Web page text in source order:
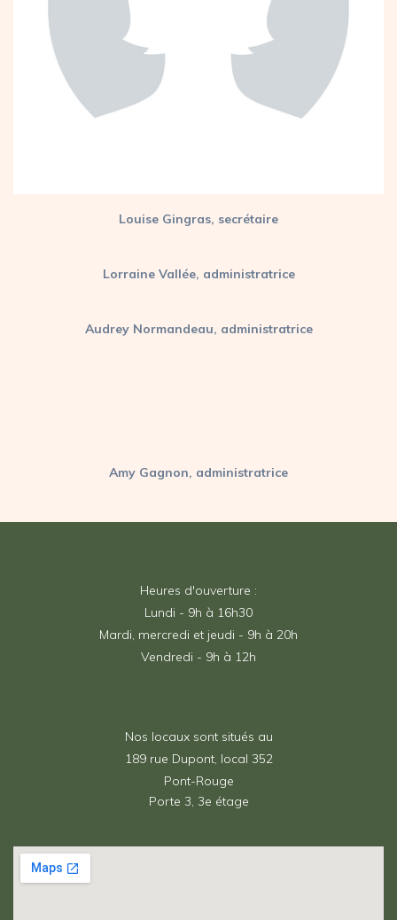
Louise Gingras, secrétaire
Lorraine Vallée, administratrice
Audrey Normandeau, administratrice
Amy Gagnon, administratrice
Heures d'ouverture :
Lundi - 9h à 16h30
Mardi, mercredi et jeudi - 9h à 20h
Vendredi - 9h à 12h
Nos locaux sont situés au
189 rue Dupont, local 352
Pont-Rouge
Porte 3, 3e étage